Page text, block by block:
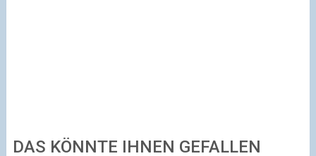
DAS KÖNNTE IHNEN GEFALLEN